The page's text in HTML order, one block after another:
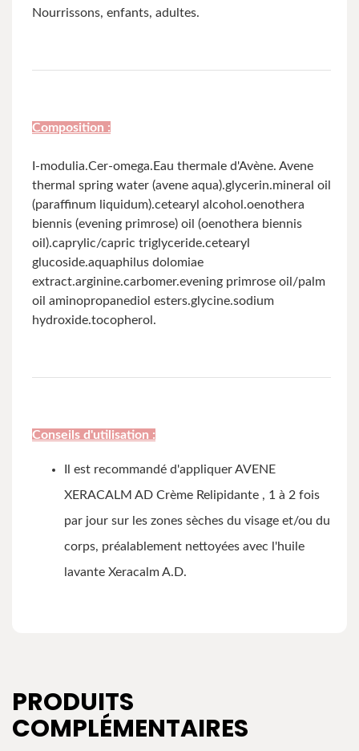
Nourrissons, enfants, adultes.
Composition :
I-modulia.Cer-omega.Eau thermale d'Avène. Avene
thermal spring water (avene aqua).glycerin.mineral oil
(paraffinum liquidum).cetearyl alcohol.oenothera
biennis (evening primrose) oil (oenothera biennis
oil).caprylic/capric triglyceride.cetearyl
glucoside.aquaphilus dolomiae
extract.arginine.carbomer.evening primrose oil/palm
oil aminopropanediol esters.glycine.sodium
hydroxide.tocopherol.
Conseils d'utilisation :
Il est recommandé d'appliquer AVENE
XERACALM AD Crème Relipidante , 1 à 2 fois
par jour sur les zones sèches du visage et/ou du
corps, préalablement nettoyées avec l'huile
lavante Xeracalm A.D.
PRODUITS
COMPLÉMENTAIRES